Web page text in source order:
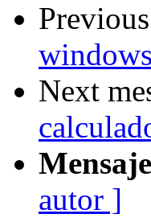
windows
Next
autor ]